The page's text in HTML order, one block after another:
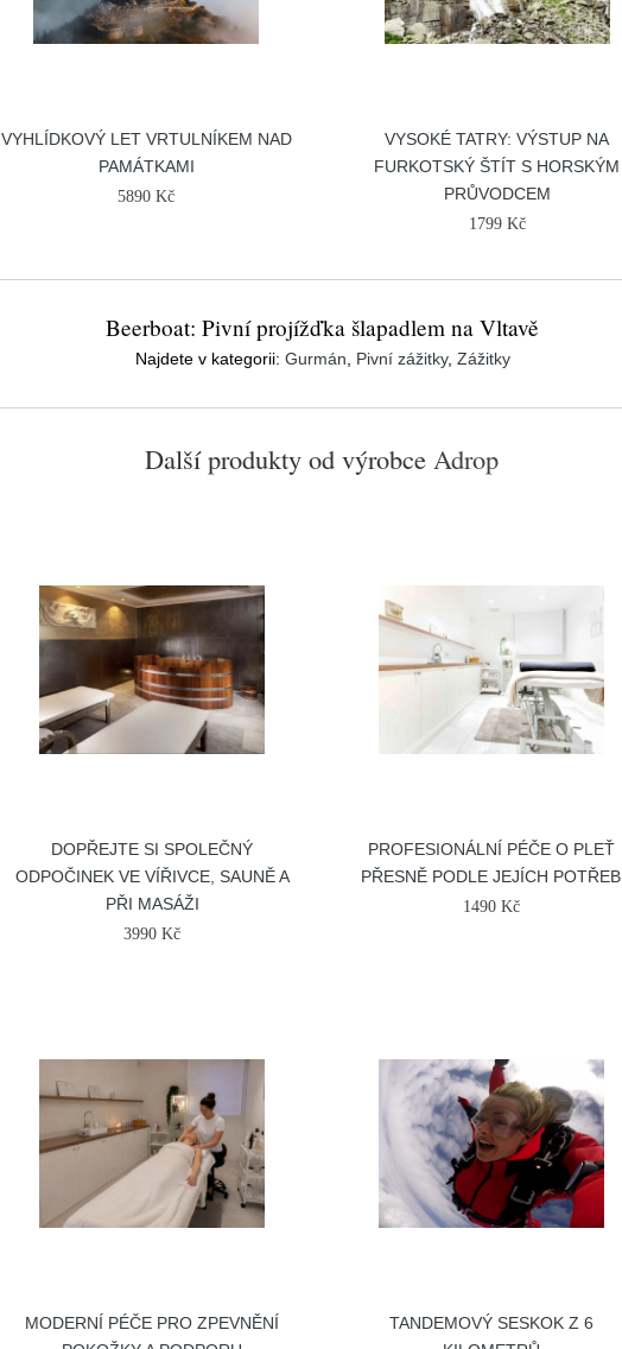
VYHLÍDKOVÝ LET VRTULNÍKEM NAD
PAMÁTKAMI
5890 Kč
VYSOKÉ TATRY: VÝSTUP NA
FURKOTSKÝ ŠTÍT S HORSKÝM
PRŮVODCEM
1799 Kč
Beerboat: Pivní projížďka šlapadlem na Vltavě
Najdete v kategorii: Gurmán Pivní zážitky, Zážitky
Další produkty od výrobce Adrop
DOPŘEJTE SI SPOLEČNÝ
ODPOČINEK VE VÍŘIVCE, SAUNĚ A
PŘI MASÁŽI
3990 Kč
PROFESIONÁLNÍ PÉČE O PLEŤ
PŘESNĚ PODLE JEJÍCH POTŘEB
1490 Kč
MODERNÍ PÉČE PRO ZPEVNĚNÍ
TANDEMOVÝ SESKOK Z 6